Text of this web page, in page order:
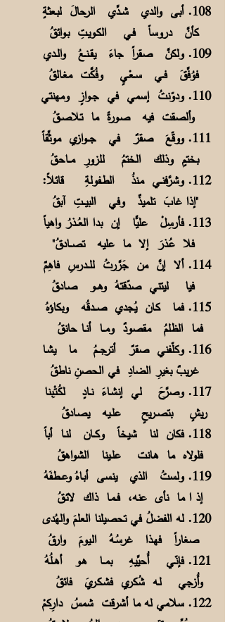
108. أبى والدي شــدِّي الرحالَ لبـعثةٍ
كأنَّ دروساً فـي الكـويـتِ بـوائقُ
109. ولكنَّ صقراً جاءَ يقــنــعُ والــدي
فوُفِّقَ فــي ســعْـيٍ وفُكَّت مغـالقُ
110. ودوّنتُ إسمي في جــوازٍ ومهنتي
وألصقت فيه صـورةً ما تـلاصــقُ
111. ووقّعَ صقرٌ في جـــوازي موثِّقاً
بختمٍ وذلك الختمُ للزورِ مـــاحـقُ
112. وشرَّفنــي مـنذُ الطـفولةِ قائلاً:
"إذا غابَ تلميذٌ وفي البيـــتِ آبقُ
113. فأرسِلْ عليًّا إن بدا العُـــذرُ واهياً
فلا عُـذرَ إلا ما عليه تصـــادقُ"
114. ألا إنَّ من جَرَّرتُ للـــدرسِ فاهِمٌ
فيا ليتني صدّقتهُ وهـــو صـادقُ
115. فما كـان يُجدي صـــدقُه وبكاؤهُ
فما الظلمُ مقصودٌ ومـــا أنــا حانقُ
116. وكلّفني صقرٌ أترجـــمُ ما يشـا
غريبٌ بغيرِ الضادِ في الحصنِ ناطقُ
117. وصرَّحَ لي إنشـاءَ نــادٍ لكُـتْـِبنا
ريشٍ بتصــريحٍ علــيه يصـادقُ
118. فكان لنا شيخاً وكـــان لنــا أباً
فلولاه ما هـانت علــينا الشواهقُ
119. ولستُ الذي ينسى أبـاهُ وعـــطفَهُ
إذ ا ما نأى عنه، فــمـا ذاك لائـقُ
120. له الفضلُ في تحصيلنا العلمَ والهُدى
صغاراً فهـذا غرسُـهُ الـيومَ وارقُ
121. فإنّـي أُحيِّيهِ بمـــا هـو أهــلُهُ
وأُزجي لـه شُكري فشـكـريَ فائقُ
122. سلامي له ما أشرقت شمسُ دارِكمْ